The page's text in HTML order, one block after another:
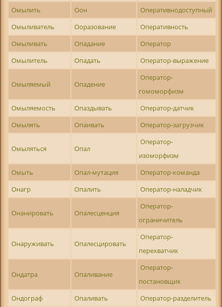
Омылить
Оон
Оперативнодоступный
Омыливатель
Ооразование
Оперативность
Омыливать
Опадание
Оператор
Омылитель
Опадать Оператор-выражение
Омыляемый Опадение
Оператор-
гомоморфизм
Омыляемость
Опаздывать
Оператор-датчик
Омылять
Опаивать Оператор-загрузчик
Омыляться Опал
Оператор-
изоморфизм
Омыть
Опал-мутация
Оператор-команда
Онагр
Опалить Оператор-наладчик
Онанировать Опалесценция
Оператор-
ограничитель
Онаруживать Опалесцировать
Оператор-
перехватчик
Ондатра Опаливание
Оператор-
постановщик
Ондограф
Опаливать
Оператор-разделитель